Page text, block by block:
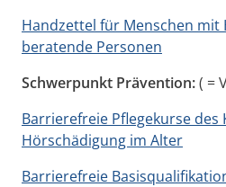
Handzettel für Menschen
beratende Personen
Schwerpunkt Prävention:( =
Barrierefreie Pflegekurse
Hörschädigung im Alter
Barrierefreie